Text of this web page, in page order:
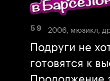
5 9 2006, мюзикл,
Подруги не
готовятся к
Продолжение